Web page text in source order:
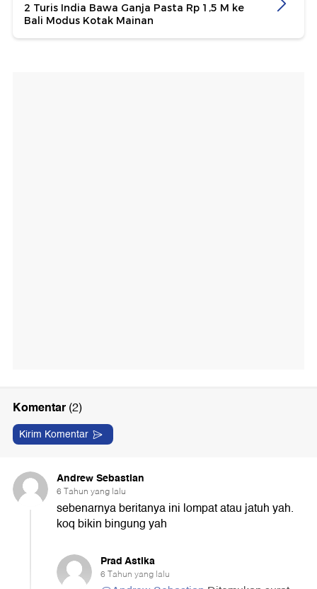
2 Turis India Bawa Ganja Pasta Rp 1,5 M ke
Bali Modus Kotak Mainan